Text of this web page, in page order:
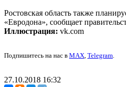
Ростовская область также
«Евродона», сообщает
Иллюстрация: vk.com
Подпишитесь на нас в MAX, Telegram.
27.10.2018 16:32